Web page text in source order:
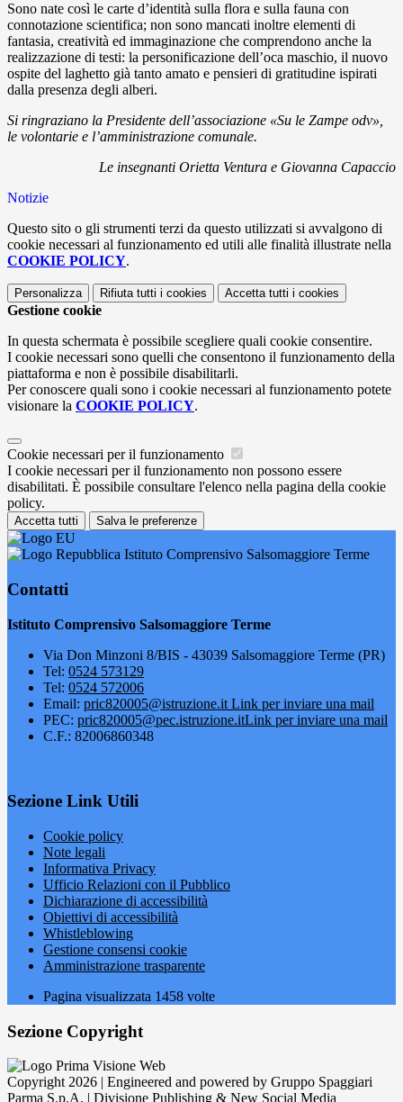
Sono nate così le carte d’identità sulla flora e sulla fauna con
connotazione scientifica; non sono mancati inoltre elementi di
fantasia, creatività ed immaginazione che comprendono anche la
realizzazione di testi: la personificazione dell’oca maschio, il nuovo
ospite del laghetto già tanto amato e pensieri di gratitudine ispirati
dalla presenza degli alberi.
Si ringraziano la Presidente dell’associazione «Su le Zampe odv»,
le volontarie e l’amministrazione comunale.
Le insegnanti Orietta Ventura e Giovanna Capaccio
Notizie
Questo sito o gli strumenti terzi da questo utilizzati si avvalgono di
cookie necessari al funzionamento ed utili alle finalità illustrate nella
COOKIE POLICY.
Personalizza Rifiuta tutti i cookies Accetta tutti i cookies
Gestione cookie
In questa schermata è possibile scegliere quali cookie consentire.
I cookie necessari sono quelli che consentono il funzionamento della
piattaforma e non è possibile disabilitarli.
Per conoscere quali sono i cookie necessari al funzionamento potete
visionare la COOKIE POLICY.
Cookie necessari per il funzionamento
I cookie necessari per il funzionamento non possono essere
disabilitati. È possibile consultare l'elenco nella pagina della cookie
policy.
Accetta tutti Salva le preferenze
Istituto Comprensivo Salsomaggiore Terme
Contatti
Istituto Comprensivo Salsomaggiore Terme
Via Don Minzoni 8/BIS - 43039 Salsomaggiore Terme (PR)
Tel: 0524 573129
Tel: 0524 572006
Email: pric820005@istruzione.it Link per inviare una mail
PEC: pric820005@pec.istruzione.itLink per inviare una mail
C.F.: 82006860348
Sezione Link Utili
Cookie policy
Note legali
Informativa Privacy
Ufficio Relazioni con il Pubblico
Dichiarazione di accessibilità
Obiettivi di accessibilità
Whistleblowing
Gestione consensi cookie
Amministrazione trasparente
Pagina visualizzata 1458 volte
Sezione Copyright
Copyright 2026 | Engineered and powered by Gruppo Spaggiari
Parma S.p.A. | Divisione Publishing & New Social Media